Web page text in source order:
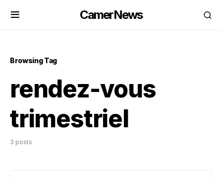
CamerNews
Browsing Tag
rendez-vous
trimestriel
3 posts